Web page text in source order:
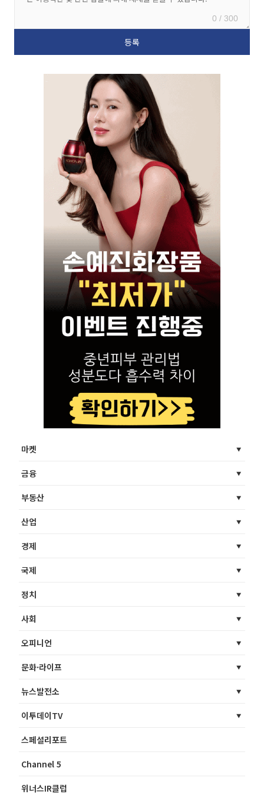
0 / 300
마켓
금융
부동산
산업
경제
국제
정치
사회
오피니언
문화·라이프
뉴스발전소
이투데이TV
스페셜리포트
Channel 5
위너스IR클럽